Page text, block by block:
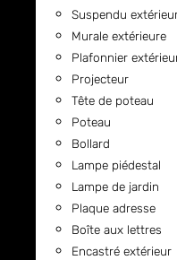
Suspendu
Murale extérieure
Plafonnier
Projecteur
Tête de poteau
Poteau
Bollard
Lampe piédestal
Lampe de jardin
Plaque adresse
Boîte aux lettres
Encastré extérieur